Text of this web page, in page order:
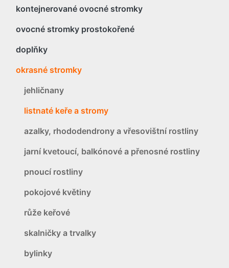
kontejnerované ovocné stromky
ovocné stromky prostokořené
doplňky
okrasné stromky
jehličnany
listnaté keře a stromy
azalky, rhododendrony a vřesovištní rostliny
jarní kvetoucí, balkónové a přenosné rostliny
pnoucí rostliny
pokojové květiny
růže keřové
skalničky a trvalky
bylinky